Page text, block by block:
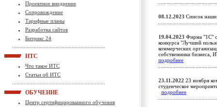
Проектное внедрение
Сопровождение
Тарифные планы
Разработка сайтов
Битрикс 24
ИТС
Что такое ИТС
Статьи об ИТС
ОБУЧЕНИЕ
Центр сертифицированного обучения
08.12.2023 Список
19.04.2023 Фирма "1С"
конкурса "Лучший
коммерческих
собственники бизнеса,
подробнее
23.11.2022 23 ноября
студенческое
подробнее